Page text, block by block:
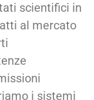
scientifici in
al mercato
i sistemi